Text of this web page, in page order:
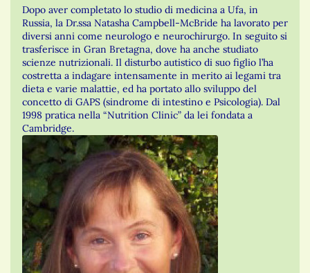
Dopo aver completato lo studio di medicina a Ufa, in
Russia, la Dr.ssa Natasha Campbell-McBride ha lavorato per
diversi anni come neurologo e neurochirurgo. In seguito si
trasferisce in Gran Bretagna, dove ha anche studiato
scienze nutrizionali. Il disturbo autistico di suo figlio l’ha
costretta a indagare intensamente in merito ai legami tra
dieta e varie malattie, ed ha portato allo sviluppo del
concetto di GAPS (sindrome di intestino e Psicologia). Dal
1998 pratica nella “Nutrition Clinic” da lei fondata a
Cambridge.